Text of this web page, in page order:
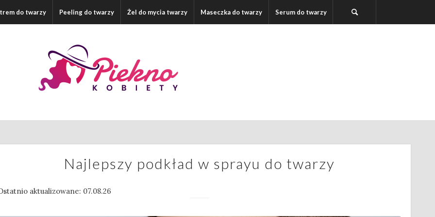
do twarzy Peeling do twarzy Żel do mycia twarzy Maseczka do twarzy Serum do twarzy
Najlepszy podkład w sprayu do twarzy
aktualizowane: 07.08.26